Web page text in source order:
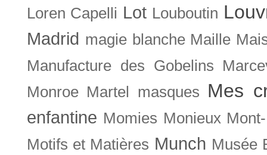
Loren Capelli Lot Louboutin
Madrid magie blanche Maille
Manufacture des Gobelins
Monroe Martel masques Mes
enfantine Momies Monieux
Motifs et Matières Munch Musée